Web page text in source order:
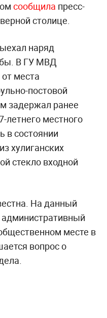
сообщила пресс-
столице.
наряд
В ГУ МВД
места
постовой
задержал ранее
летнего местного
в состоянии
хулиганских
стекло входной
На данный
месте в
вопрос о